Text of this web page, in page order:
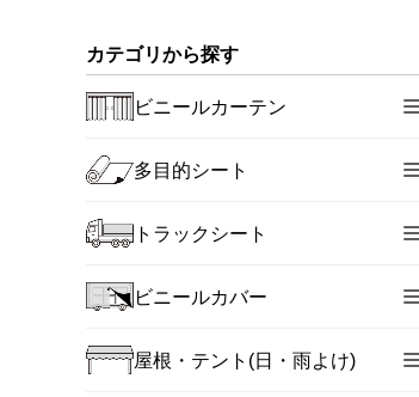
カテゴリから探す
ビニールカーテン
多目的シート
トラックシート
ビニールカバー
屋根・テント(日・雨よけ)